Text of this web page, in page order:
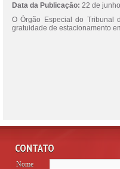
Data da Publicação: 22 de
O Órgão Especial do Tribunal
gratuidade de estacionamento
CONTATO
Nome